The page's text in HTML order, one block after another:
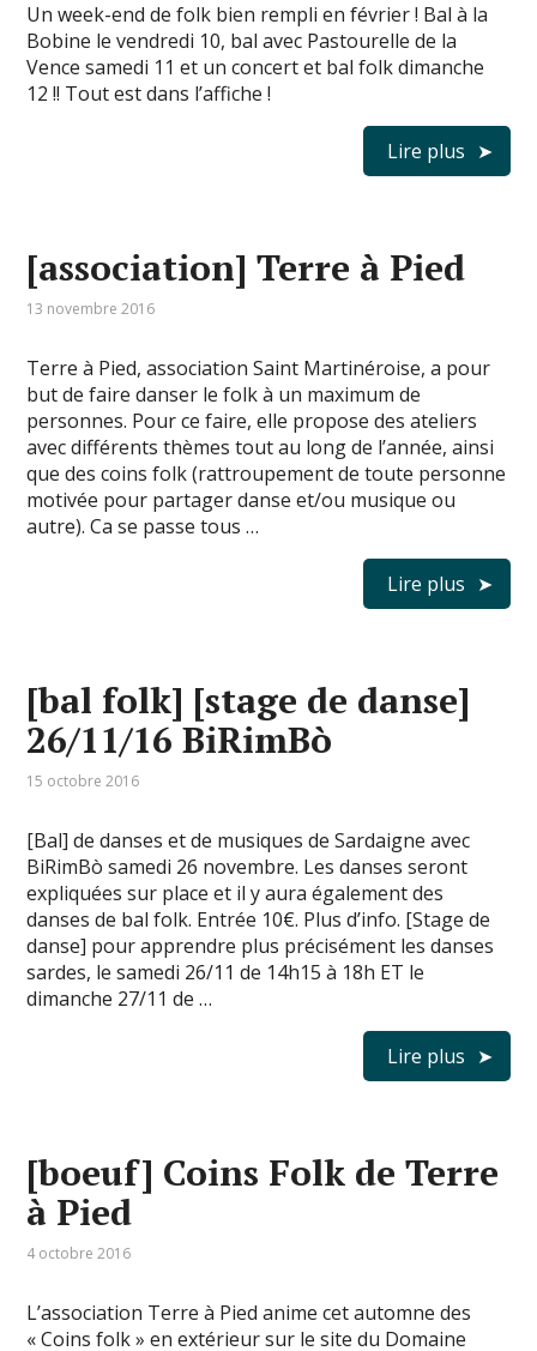
Un week-end de folk bien rempli en février ! Bal à la
Bobine le vendredi 10, bal avec Pastourelle de la
Vence samedi 11 et un concert et bal folk dimanche
12 !! Tout est dans l’affiche !
Lire plus
[association] Terre à Pied
13 novembre 2016
Terre à Pied, association Saint Martinéroise, a pour
but de faire danser le folk à un maximum de
personnes. Pour ce faire, elle propose des ateliers
avec différents thèmes tout au long de l’année, ainsi
que des coins folk (rattroupement de toute personne
motivée pour partager danse et/ou musique ou
autre). Ca se passe tous …
Lire plus
[bal folk] [stage de danse]
26/11/16 BiRimBò
15 octobre 2016
[Bal] de danses et de musiques de Sardaigne avec
BiRimBò samedi 26 novembre. Les danses seront
expliquées sur place et il y aura également des
danses de bal folk. Entrée 10€. Plus d’info. [Stage de
danse] pour apprendre plus précisément les danses
sardes, le samedi 26/11 de 14h15 à 18h ET le
dimanche 27/11 de …
Lire plus
[boeuf] Coins Folk de Terre
à Pied
4 octobre 2016
L’association Terre à Pied anime cet automne des
« Coins folk » en extérieur sur le site du Domaine